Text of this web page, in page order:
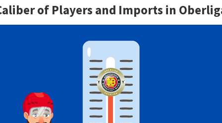
of Players and Imports in